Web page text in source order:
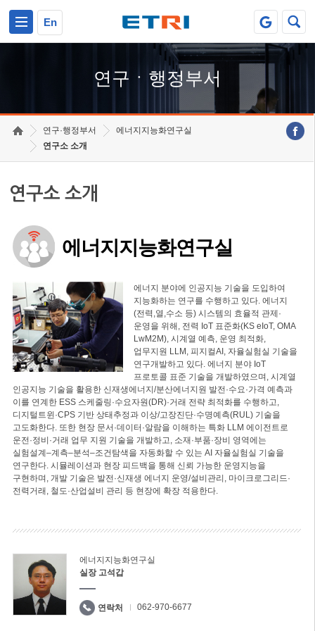
En
연구ㆍ행정부서
연구·행정부서
에너지지능화연구실
연구소 소개
연구소 소개
에너지지능화연구실
에너지 분야에 인공지능 기술을 도입하여
지능화하는 연구를 수행하고 있다. 에너지
(전력,열,수소 등) 시스템의 효율적 관제·
운영을 위해, 전력 IoT 표준화(KS eIoT, OMA
LwM2M), 시계열 예측, 운영 최적화,
업무지원 LLM, 피지컬AI, 자율실험실 기술을
연구개발하고 있다. 에너지 분야 IoT
프로토콜 표준 기술을 개발하였으며, 시계열
인공지능 기술을 활용한 신재생에너지/분산에너지원 발전·수요·가격 예측과
이를 연계한 ESS 스케줄링·수요자원(DR)·거래 전략 최적화를 수행하고,
디지털트윈·CPS 기반 상태추정과 이상/고장진단·수명예측(RUL) 기술을
고도화한다. 또한 현장 문서·데이터·알람을 이해하는 특화 LLM 에이전트로
운전·정비·거래 업무 지원 기술을 개발하고, 소재·부품·장비 영역에는
실험설계–계측–분석–조건탐색을 자동화할 수 있는 AI 자율실험실 기술을
연구한다. 시뮬레이션과 현장 피드백을 통해 신뢰 가능한 운영지능을
구현하며, 개발 기술은 발전·신재생 에너지 운영/설비관리, 마이크로그리드·
전력거래, 철도·산업설비 관리 등 현장에 확장 적용한다.
에너지지능화연구실
실장 고석갑
연락처 062-970-6677